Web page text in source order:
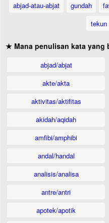
abjad-atau-abjat
gundah
tekun
★ Mana penulisan kata yang
abjad/abjat
akte/akta
aktivitas/aktifitas
akidah/aqidah
amfibi/amphibi
andal/handal
analisis/analisa
antre/antri
apotek/apotik